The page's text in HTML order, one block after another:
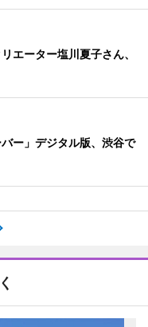
エーター塩川夏子さん、
ー」デジタル版、渋谷で